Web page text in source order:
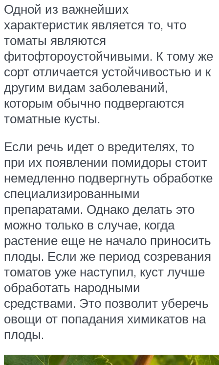
Одной из важнейших
характеристик является то, что
томаты являются
фитофтороустойчивыми. К тому же
сорт отличается устойчивостью и к
другим видам заболеваний,
которым обычно подвергаются
томатные кусты.
Если речь идет о вредителях, то
при их появлении помидоры стоит
немедленно подвергнуть обработке
специализированными
препаратами. Однако делать это
можно только в случае, когда
растение еще не начало приносить
плоды. Если же период созревания
томатов уже наступил, куст лучше
обработать народными
средствами. Это позволит уберечь
овощи от попадания химикатов на
плоды.